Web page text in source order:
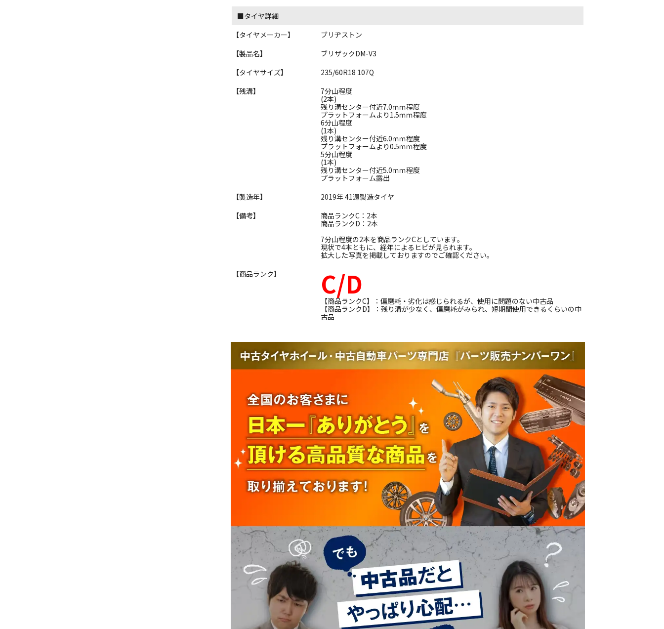
■タイヤ詳細
【タイヤメーカー】
ブリヂストン
【製品名】
ブリザックDM-V3
【タイヤサイズ】
235/60R18 107Q
【残溝】
7分山程度
(2本)
残り溝センター付近7.0ｍｍ程度
プラットフォームより1.5ｍｍ程度
6分山程度
(1本)
残り溝センター付近6.0ｍｍ程度
プラットフォームより0.5ｍｍ程度
5分山程度
(1本)
残り溝センター付近5.0ｍｍ程度
プラットフォーム露出
【製造年】
2019年 41週製造タイヤ
【備考】
商品ランクC：2本
商品ランクD：2本
7分山程度の2本を商品ランクCとしています。
現状で4本ともに、経年によるヒビが見られます。
拡大した写真を掲載しておりますのでご確認ください。
【商品ランク】
C/D
【商品ランクC】：偏磨耗・劣化は感じられるが、使用に問題のない中古品
【商品ランクD】：残り溝が少なく、偏磨耗がみられ、短期間使用できるくらいの中
古品